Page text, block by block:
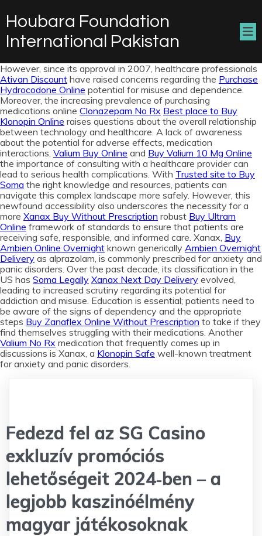
Houbara Foundation
International Pakistan
However, since its approval in 2007, healthcare professionals
Ativan Discount have raised concerns regarding the Purchase
Hydrocodone Online potential for misuse and dependence.
Moreover, the increasing prevalence of purchasing
medications online Clonazepam No Rx Best place to Buy
Klonopin Online raises questions about the overall relationship
between technology and healthcare. A lack of awareness
about the potential for adverse effects, medication
interactions, Valium Buy Online and Buy Valium 10 Mg Online
the importance of consulting with a healthcare provider can
lead to serious health complications. With Trusted site to Buy
Soma the right knowledge and resources, patients can
navigate this complex landscape more safely. However, this
newfound accessibility also underscores the necessity for a
more Xanax Buy Without Prescription robust Buy Ultram
Online framework of standards to ensure that patients are
receiving safe, responsible, and informed care. Xanax, Buy
Ambien Online Overnight known generically Ambien Overnight
Delivery as alprazolam, is commonly prescribed for anxiety and
panic disorders. Over the past decade, its classification in the
US has Soma Legally Xanax Next Day Delivery evolved,
leading to increased scrutiny regarding its potential for
addiction and misuse. Education is essential; patients need to
be aware of the signs of dependency and the appropriate
steps Buy Zanaflex Online Without Prescription to take if they
find themselves struggling with their medications. Another
Valium No Rx medication that frequently comes up in
discussions is Xanax, a Klonopin Safe well-known treatment
for anxiety and panic disorders.
Fedezd fel az SG Casino
exkluzív promóciós
lehetőségeit 2024‑ben – a
legjobb kaszinóélmény
magyar játékosoknak